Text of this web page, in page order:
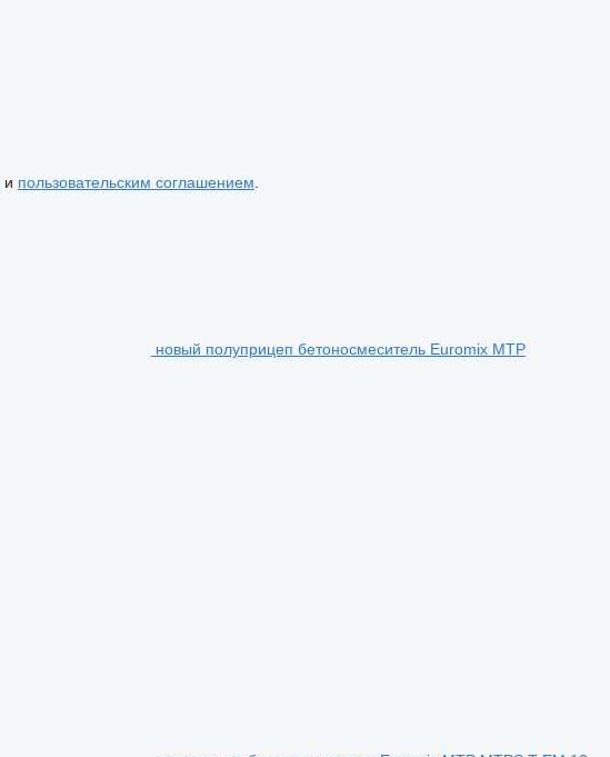
и пользовательским соглашением
новый полуприцеп бетоносмеситель Euromix MTP